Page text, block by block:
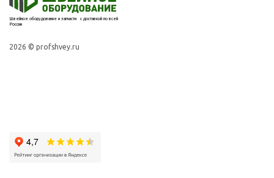
Швейное оборудование и запчасти с доставкой по всей
России
2026 © profshvey.ru